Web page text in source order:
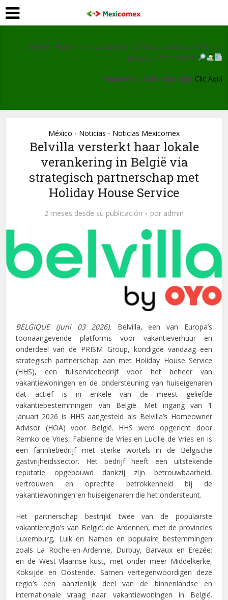
¿Deseas mejorar tu reputación digital, posicionamiento en
google y ser noticia?
Adquiere tu Publirreportaje: Clic Aquí
México • Noticias • Noticias Mexicomex
Belvilla versterkt haar lokale
verankering in België via
strategisch partnerschap met
Holiday House Service
2 meses desde su publicación por admin
BELGIQUE (Juni 03 2026).
Belvilla, een van Europa’s
toonaangevende platforms voor vakantieverhuur en
onderdeel van de PRISM Group, kondigde vandaag een
strategisch partnerschap aan met Holiday House Service
(HHS), een fullservicebedrijf voor het beheer van
vakantiewoningen en de ondersteuning van huiseigenaren
dat actief is in enkele van de meest geliefde
vakantiebestemmingen van België. Met ingang van 1
januari 2026 is HHS aangesteld als Belvilla’s Homeowner
Advisor (HOA) voor België. HHS werd opgericht door
Remko de Vries, Fabienne de Vries en Lucille de Vries en is
een familiebedrijf met sterke wortels in de Belgische
gastvrijheidssector. Het bedrijf heeft een uitstekende
reputatie opgebouwd dankzij zijn betrouwbaarheid,
vertrouwen en oprechte betrokkenheid bij de
vakantiewoningen en huiseigenaren die het ondersteunt.
Het partnerschap bestrijkt twee van de populairste
vakantieregio’s van België: de Ardennen, met de provincies
Luxemburg, Luik en Namen en populaire bestemmingen
zoals La Roche-en-Ardenne, Durbuy, Barvaux en Erezée;
en de West-Vlaamse kust, met onder meer Middelkerke,
Koksijde en Oostende. Samen vertegenwoordigen deze
regio’s een aanzienlijk deel van de binnenlandse en
internationale vraag naar vakantiewoningen in België.